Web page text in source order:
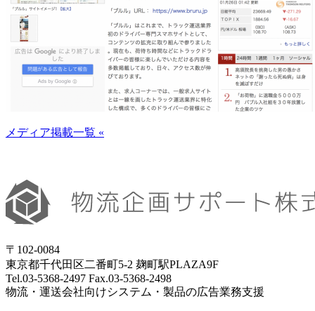
メディア掲載一覧 «
〒102-0084
東京都千代田区二番町5-2 麹町駅PLAZA9F
Tel.03-5368-2497 Fax.03-5368-2498
物流・運送会社向けシステム・製品の広告業務支援